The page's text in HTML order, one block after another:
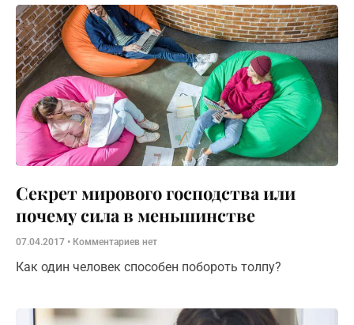
Секрет мирового господства или
почему сила в меньшинстве
07.04.2017 Комментариев нет
Как один человек способен побороть толпу?